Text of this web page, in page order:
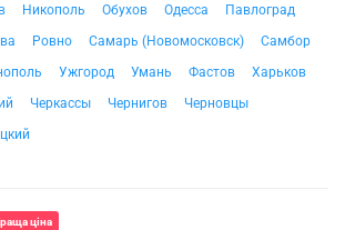
Никополь Обухов Одесса
Павлоград
Ровно Самарь (Новомосковск)
Самбор
Ужгород Умань Фастов
Харьков
Черкассы Чернигов
Черновцы
ціна